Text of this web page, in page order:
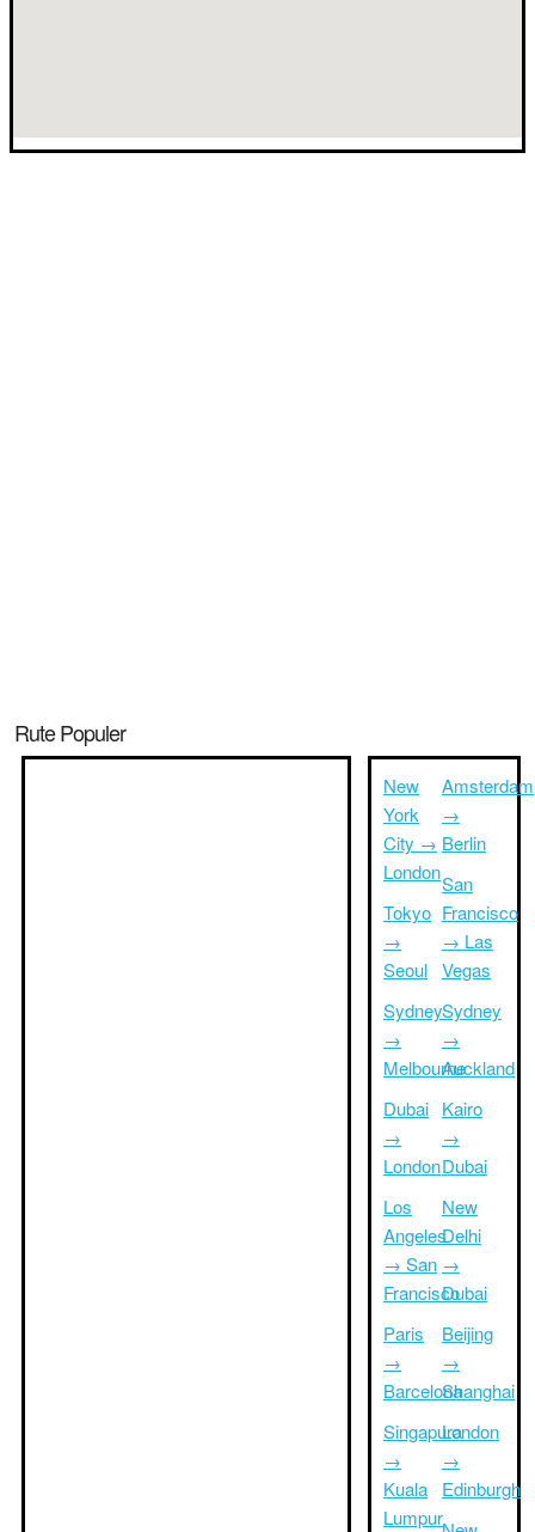
Rute Populer
New
York
City →
London
Tokyo
→
Seoul
Sydney
→
Melbourne
Dubai
→
London
Los
Angeles
→ San
Francisco
Paris
→
Barcelona
Singapura
→
Kuala
Lumpur
Amsterdam
→
Berlin
San
Francisco
→ Las
Vegas
Sydney
→
Auckland
Kairo
→
Dubai
New
Delhi
→
Dubai
Beijing
→
Shanghai
London
→
Edinburgh